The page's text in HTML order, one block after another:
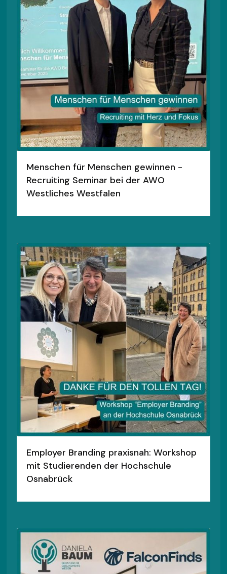
Menschen für Menschen gewinnen -
Recruiting Seminar bei der AWO
Westliches Westfalen
Employer Branding praxisnah: Workshop
mit Studierenden der Hochschule
Osnabrück